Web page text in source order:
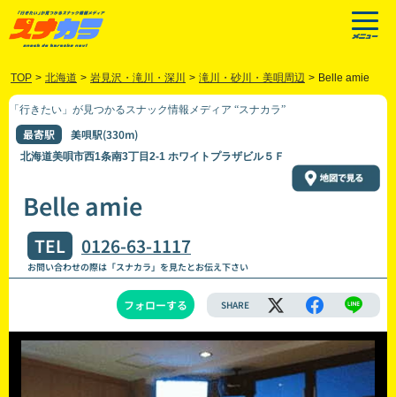
TOP > 北海道 > 岩見沢・滝川・深川 > 滝川・砂川・美唄周辺 > Belle amie
「行きたい」が見つかるスナック情報メディア “スナカラ”
最寄駅 美唄駅(330m)
北海道美唄市西1条南3丁目2-1 ホワイトプラザビル５Ｆ
Belle amie
TEL 0126-63-1117
お問い合わせの際は「スナカラ」を見たとお伝え下さい
フォローする SHARE